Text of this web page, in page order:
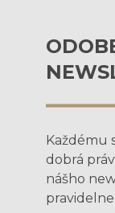
Každému
dobrá
nášho